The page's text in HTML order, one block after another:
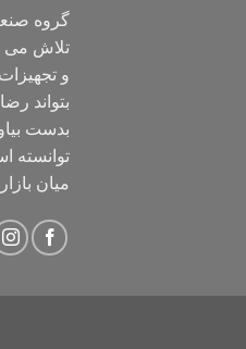
گروه
تلاش می
و
بتواند
بدست
توانسته
میان